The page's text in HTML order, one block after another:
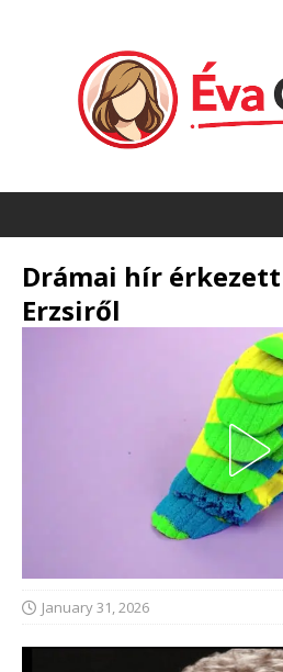
Drámai hír
Erzsiről
January 31, 2026